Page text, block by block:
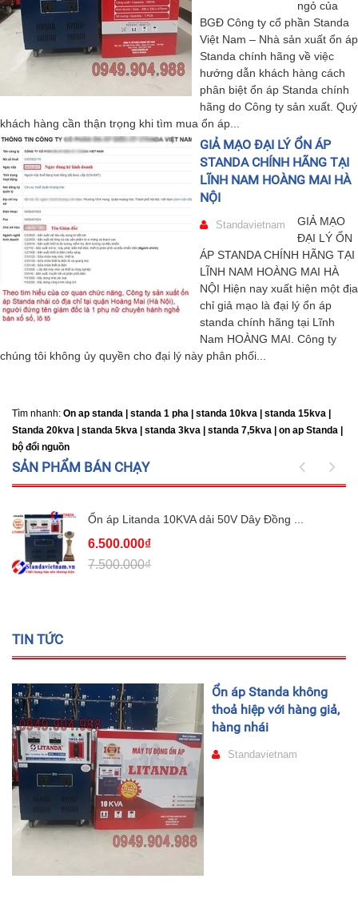
ngỏ của
BGĐ Công ty cổ phần Standa
Việt Nam – Nhà sản xuất ổn áp
Standa chính hãng về việc
hướng dẫn khách hàng cách
phân biệt ổn áp Standa chính
hãng do Công ty sản xuất. Quý
khách hàng cần thận trọng khi tìm mua ổn áp...
GIẢ MẠO ĐẠI LÝ ỔN ÁP
STANDA CHÍNH HÃNG TẠI
LĨNH NAM HOÀNG MAI HÀ
NỘI
Standavietnam
GIẢ MẠO
ĐẠI LÝ ỔN
ÁP STANDA CHÍNH HÃNG TẠI
LĨNH NAM HOÀNG MAI HÀ
NỘI Hiện nay xuất hiện một địa
chỉ giả mạo là đại lý ổn áp
standa chính hãng tại Lĩnh
Nam HOÀNG MAI. Công ty
chúng tôi không ủy quyền cho đại lý này phân phối...
Tìm nhanh: On ap standa | standa 1 pha | standa 10kva | standa 15kva |
Standa 20kva | standa 5kva | standa 3kva | standa 7,5kva | on ap Standa |
bộ đổi nguồn
SẢN PHẨM BÁN CHẠY
Ổn áp Litanda 10KVA dải 50V Dây Đồng ...
6.500.000₫
7.500.000₫
TIN TỨC
Ổn áp Standa không
thoả hiệp với hàng giả,
hàng nhái
Standavietnam